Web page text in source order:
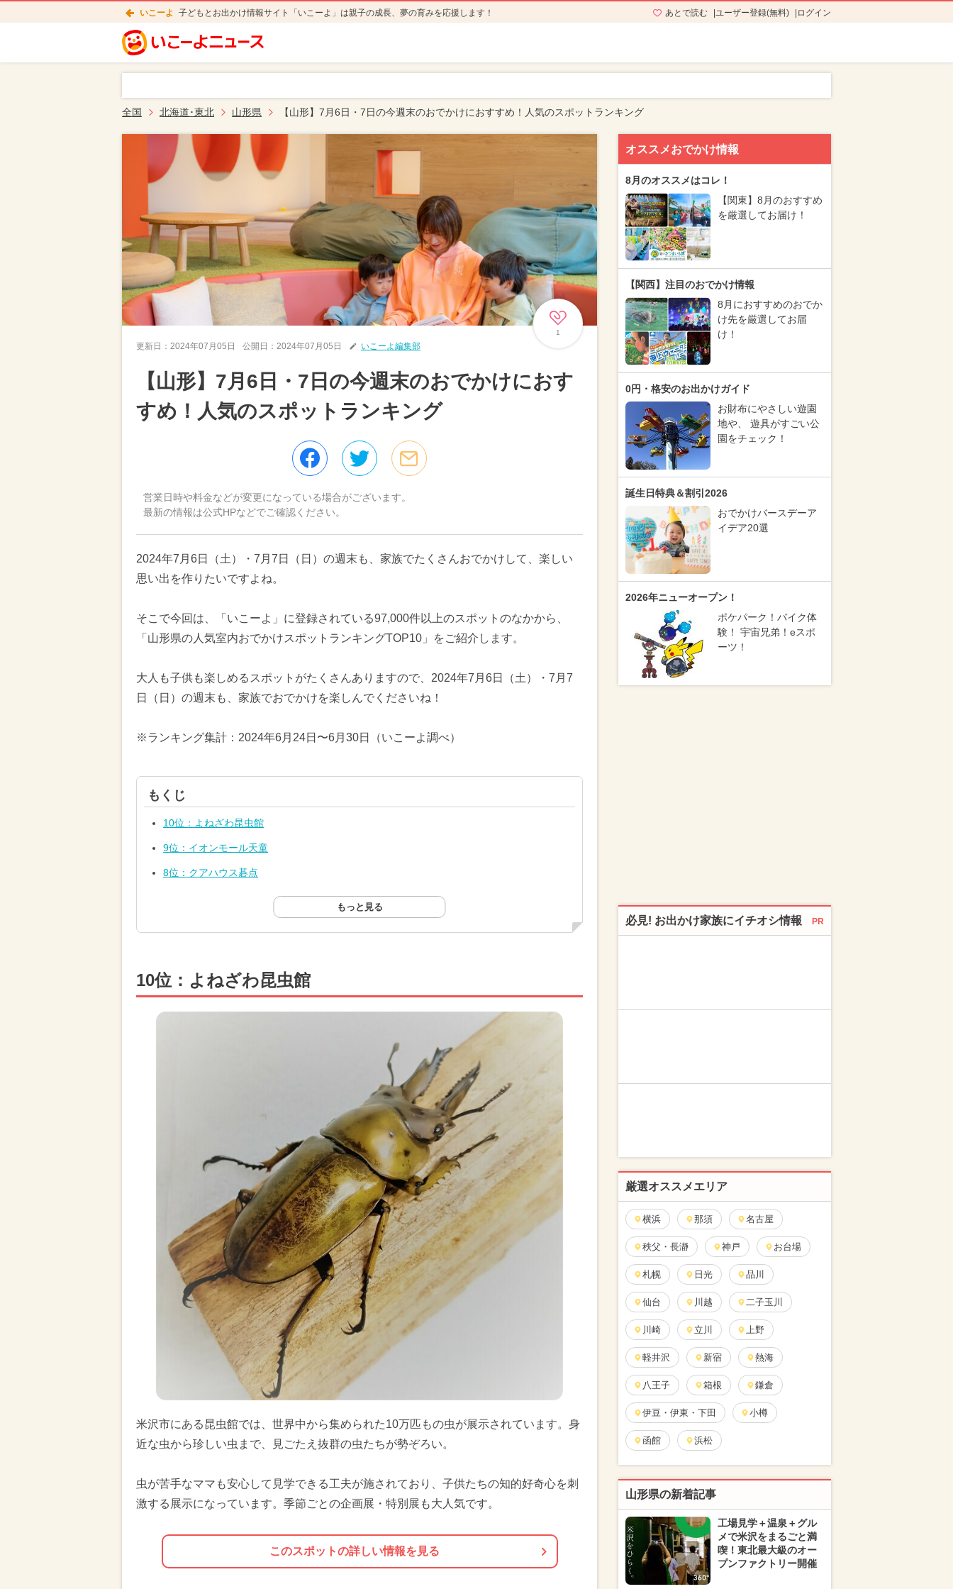
いこーよ 子どもとお出かけ情報サイト「いこーよ」は親子の成長、夢の育みを応援します！ あとで読む ユーザー登録(無料) ログイン
全国 北海道･東北 山形県 【山形】7月6日・7日の今週末のおでかけにおすすめ！人気のスポットランキング
1
更新日： 2024年07月05日 公開日： 2024年07月05日 いこーよ編集部
【山形】7月6日・7日の今週末のおでかけにおす
すめ！人気のスポットランキング
営業日時や料金などが変更になっている場合がございます。
最新の情報は公式HPなどでご確認ください。
2024年7月6日（土）・7月7日（日）の週末も、家族でたくさんおでかけして、楽しい
思い出を作りたいですよね。
そこで今回は、「いこーよ」に登録されている97,000件以上のスポットのなかから、
「山形県の人気室内おでかけスポットランキングTOP10」をご紹介します。
大人も子供も楽しめるスポットがたくさんありますので、2024年7月6日（土）・7月7
日（日）の週末も、家族でおでかけを楽しんでくださいね！
※ランキング集計：2024年6月24日〜6月30日（いこーよ調べ）
もくじ
10位：よねざわ昆虫館
9位：イオンモール天童
8位：クアハウス碁点
もっと見る
10位：よねざわ昆虫館
米沢市にある昆虫館では、世界中から集められた10万匹もの虫が展示されています。身
近な虫から珍しい虫まで、見ごたえ抜群の虫たちが勢ぞろい。
虫が苦手なママも安心して見学できる工夫が施されており、子供たちの知的好奇心を刺
激する展示になっています。季節ごとの企画展・特別展も大人気です。
このスポットの詳しい情報を見る
オススメおでかけ情報
8月のオススメはコレ！
【関東】8月のおすすめ
を厳選してお届け！
【関西】注目のおでかけ情報
8月におすすめのおでか
け先を厳選してお届
け！
0円・格安のお出かけガイド
お財布にやさしい遊園
地や、 遊具がすごい公
園をチェック！
誕生日特典＆割引2026
おでかけバースデーア
イデア20選
2026年ニューオープン！
ポケパーク！バイク体
験！ 宇宙兄弟！eスポ
ーツ！
必見! お出かけ家族にイチオシ情報 PR
厳選オススメエリア
横浜 那須 名古屋
秩父・長瀞 神戸 お台場
札幌 日光 品川
仙台 川越 二子玉川
川崎 立川 上野
軽井沢 新宿 熱海
八王子 箱根 鎌倉
伊豆・伊東・下田 小樽
函館 浜松
山形県の新着記事
工場見学＋温泉＋グル
メで米沢をまるごと満
喫！東北最大級のオー
プンファクトリー開催